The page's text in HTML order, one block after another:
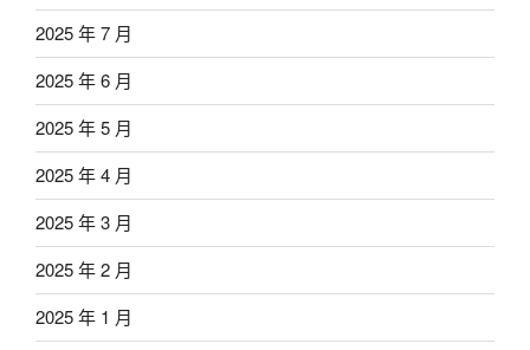
2025 年 7 月
2025 年 6 月
2025 年 5 月
2025 年 4 月
2025 年 3 月
2025 年 2 月
2025 年 1 月